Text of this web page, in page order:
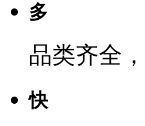
多
品类齐全
快